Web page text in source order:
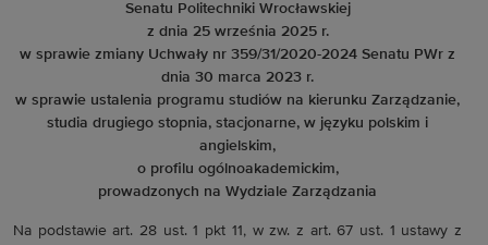
Senatu Politechniki Wrocławskiej
z dnia 25 września 2025 r.
w sprawie zmiany Uchwały nr 359/31/2020-2024 Senatu PWr z
dnia 30 marca 2023 r.
w sprawie ustalenia programu studiów na kierunku Zarządzanie,
studia drugiego stopnia, stacjonarne, w języku polskim i
angielskim,
o profilu ogólnoakademickim,
prowadzonych na Wydziale Zarządzania
Na podstawie art. 28 ust. 1 pkt 11, w zw. z art. 67 ust. 1 ustawy z